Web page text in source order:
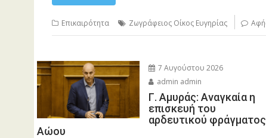
Επικαιρότητα Ζωγράφειος Οίκος Ευγηρίας
7 Αυγούστου 2026
admin admin
Γ. Αμυράς: Αναγκαία η
επισκευή του
αρδευτικού φράγματος
Αώου